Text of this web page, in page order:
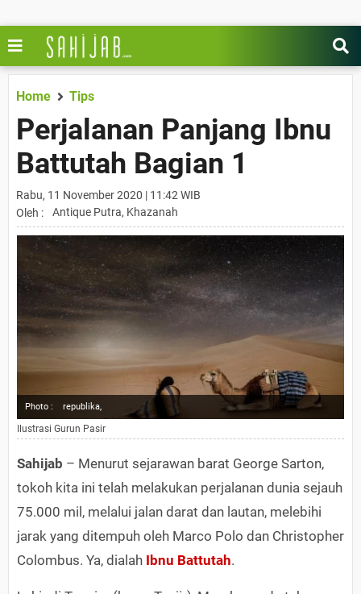
Home Tips
Perjalanan Panjang Ibnu
Battutah Bagian 1
Rabu, 11 November 2020 | 11:42 WIB
Oleh :
Antique Putra, Khazanah
Photo : republika,
Ilustrasi Gurun Pasir
Sahijab – Menurut sejarawan barat George Sarton,
tokoh kita ini telah melakukan perjalanan dunia sejauh
75.000 mil, melalui jalan darat dan lautan, melebihi
jarak yang ditempuh oleh Marco Polo dan Christopher
Colombus. Ya, dialah Ibnu Battutah.